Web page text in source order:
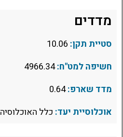
מדדים
סטיית תקן:
חשיפה למט"ח:4966.34
מדד שארפ:0.64
אוכלוסיית יעד: כלל האוכלוסיה